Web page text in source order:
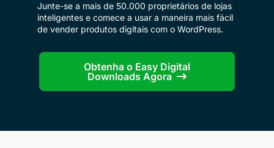
Junte-se a mais de 50.000 proprietários de lojas
inteligentes e comece a usar a maneira mais fácil
de vender produtos digitais com o WordPress.
Obtenha o Easy Digital
Downloads Agora